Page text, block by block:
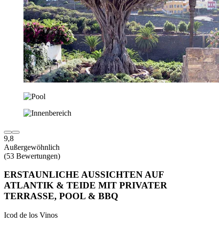
9,8
Außergewöhnlich
(53 Bewertungen)
ERSTAUNLICHE AUSSICHTEN AUF
ATLANTIK & TEIDE MIT PRIVATER
TERRASSE, POOL & BBQ
Icod de los Vinos